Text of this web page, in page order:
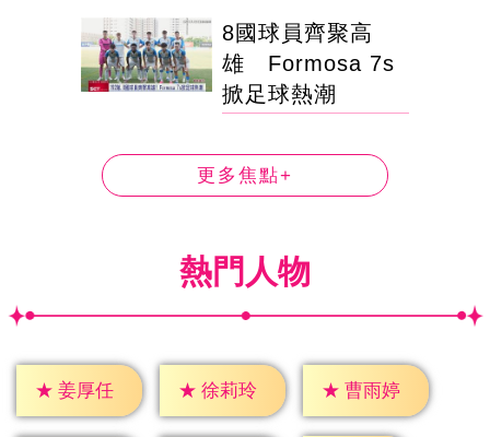
8國球員齊聚高
雄 Formosa 7s
掀足球熱潮
更多焦點+
熱門人物
★ 姜厚任 ★ 徐莉玲 ★ 曹雨婷